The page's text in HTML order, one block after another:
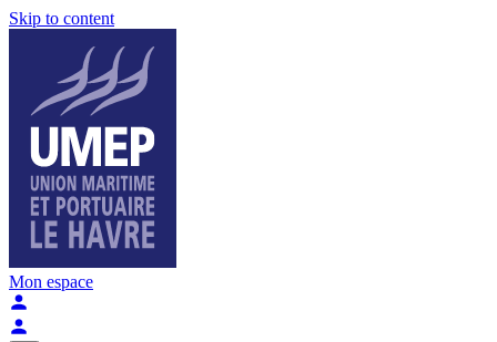
Skip to content
Mon espace